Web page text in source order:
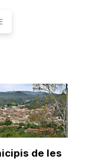
de les